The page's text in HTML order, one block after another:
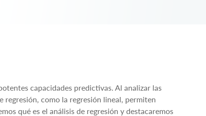
capacidades predictivas. Al analizar las
regresión, como la regresión lineal, permiten
qué es el análisis de regresión y destacaremos